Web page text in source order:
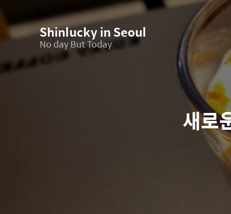
Shinlucky in Seoul
No day But Today
새로